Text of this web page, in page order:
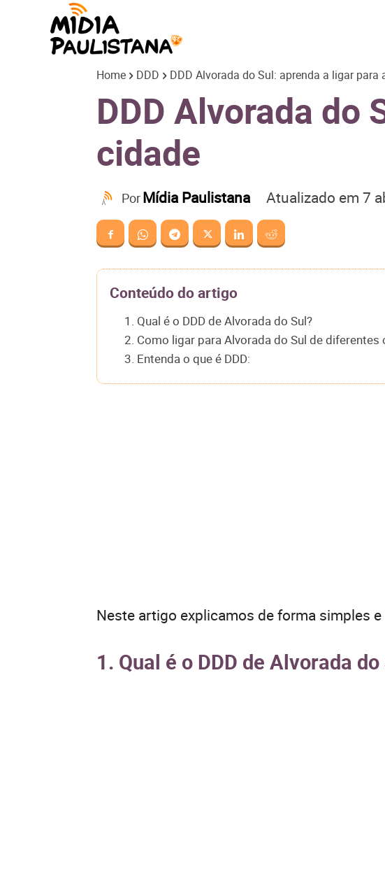
Paulistana
Home DDD DDD Alvorada do Sul: aprenda a ligar para
DDD Alvorada do
cidade
PorMídia Paulistana Atualizado em 7
Conteúdo do artigo
1. Qual é o DDD de Alvorada do Sul?
2. Como ligar para Alvorada do Sul de
3. Entenda o que é DDD:
Neste artigo explicamos de forma simples
1. Qual é o DDD de Alvorada do